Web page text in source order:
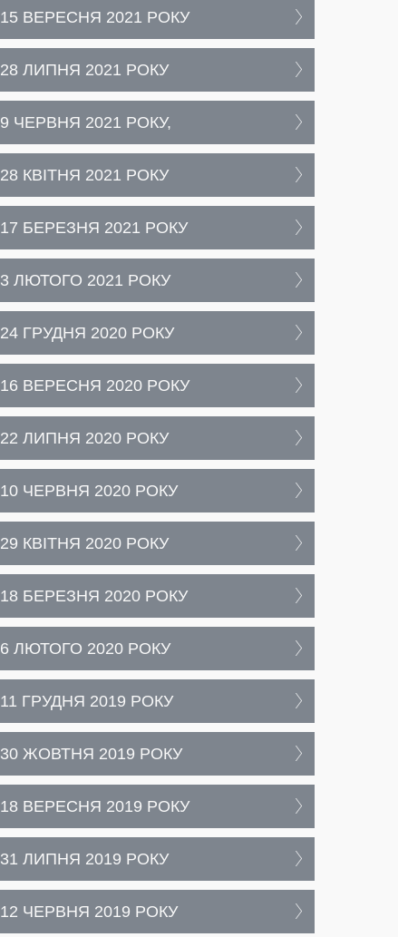
15 ВЕРЕСНЯ 2021 РОКУ
28 ЛИПНЯ 2021 РОКУ
9 ЧЕРВНЯ 2021 РОКУ,
28 КВІТНЯ 2021 РОКУ
17 БЕРЕЗНЯ 2021 РОКУ
3 ЛЮТОГО 2021 РОКУ
24 ГРУДНЯ 2020 РОКУ
16 ВЕРЕСНЯ 2020 РОКУ
22 ЛИПНЯ 2020 РОКУ
10 ЧЕРВНЯ 2020 РОКУ
29 КВІТНЯ 2020 РОКУ
18 БЕРЕЗНЯ 2020 РОКУ
6 ЛЮТОГО 2020 РОКУ
11 ГРУДНЯ 2019 РОКУ
30 ЖОВТНЯ 2019 РОКУ
18 ВЕРЕСНЯ 2019 РОКУ
31 ЛИПНЯ 2019 РОКУ
12 ЧЕРВНЯ 2019 РОКУ